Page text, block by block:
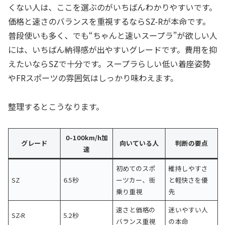
くない人は、ここを選ぶのがいちばんわかりやすいです。
価格と速さのバランスを重視するならSZ-Rが本命です。
普段使いも多く、でも“ちゃんと速いスープラ”が欲しい人
には、いちばん納得感が出やすいグレードです。費用を抑
えたいならSZで十分です。スープラらしい低い着座姿勢
やFRスポーツの雰囲気はしっかり味わえます。
整理するとこうなります。
グレード
0-100km/h加
速
向いている人 判断の要点
SZ 6.5秒
初めてのスポ
ーツカー、街
乗り重視
維持しやすさ
と軽快さを優
先
SZ-R 5.2秒
速さと価格の
バランス重視
迷いやすい人
の本命